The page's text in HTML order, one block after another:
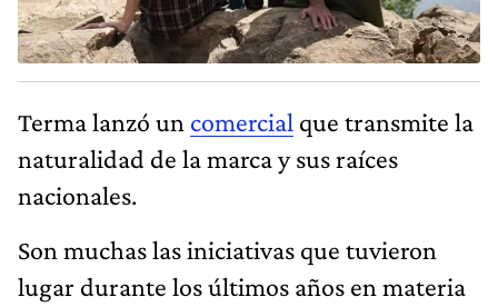
Terma lanzó un comercial que transmite la
naturalidad de la marca y sus raíces
nacionales.
Son muchas las iniciativas que tuvieron
lugar durante los últimos años en materia